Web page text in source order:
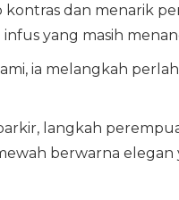
dan menarik
yang masih
ia melangkah
langkah
berwarna elegan